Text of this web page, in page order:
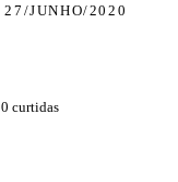
27/JUNHO/2020
0 curtidas